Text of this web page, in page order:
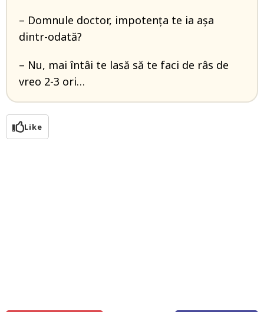
– Domnule doctor, impotența te ia așa
dintr-odată?
– Nu, mai întâi te lasă să te faci de râs de
vreo 2-3 ori…
Like